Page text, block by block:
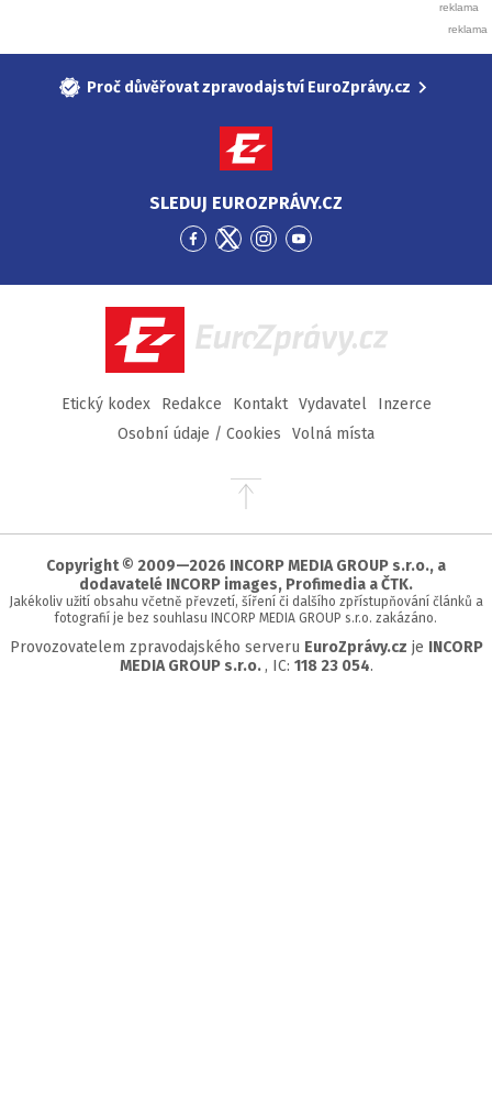
Proč důvěřovat zpravodajství EuroZprávy.cz
SLEDUJ EUROZPRÁVY.CZ
Přejít
Facebook
Přejít
Twitter
Přejít
Instagram
Přejít
YouTube
EuroZprávy.cz
Etický kodex Redakce Kontakt Vydavatel
Inzerce
Osobní údaje / Cookies
Volná místa
Přejít
stránky
Copyright © 2009—2026 INCORP MEDIA GROUP s.r.o., a
dodavatelé INCORP images, Profimedia a ČTK.
Jakékoliv užití obsahu včetně převzetí, šíření či dalšího zpřístupňování článků a
fotografií je bez souhlasu INCORP MEDIA GROUP s.r.o. zakázáno.
Provozovatelem zpravodajského serveru EuroZprávy.cz je INCORP
MEDIA GROUP s.r.o. , IC: 118 23 054.